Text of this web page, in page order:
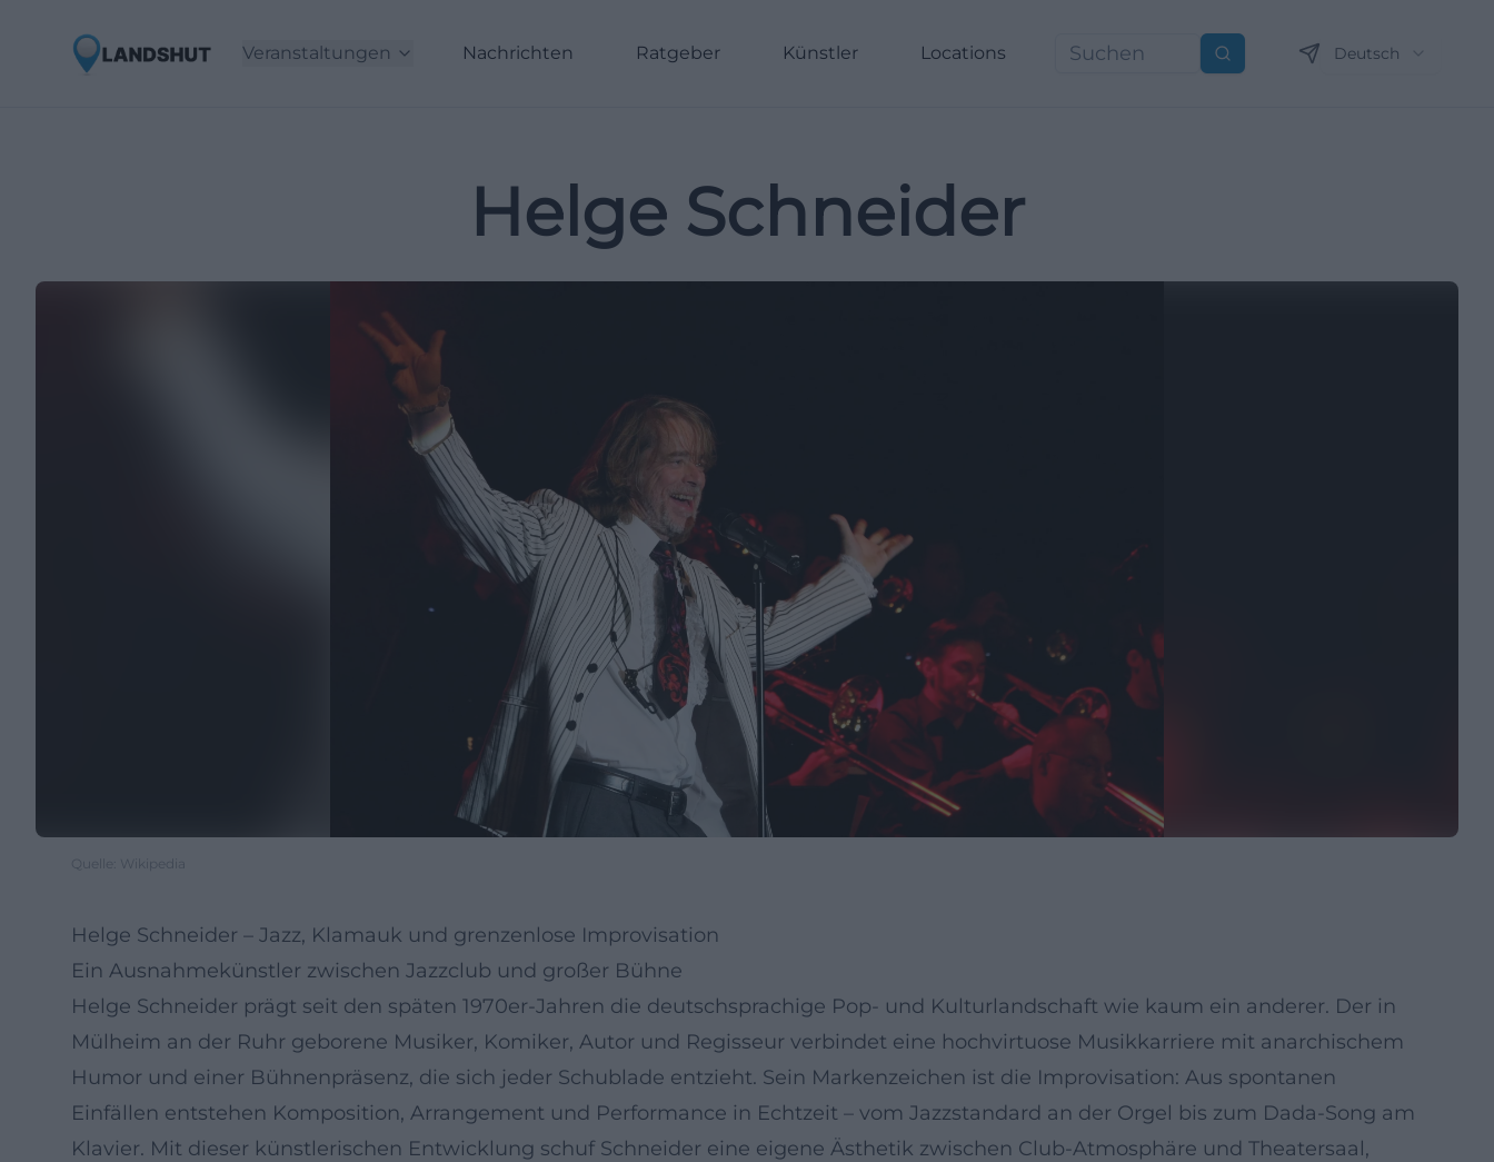
Veranstaltungen Nachrichten Ratgeber Künstler Locations Suchen Deutsch
Helge Schneider
Quelle: Wikipedia
Helge Schneider – Jazz, Klamauk und grenzenlose Improvisation
Ein Ausnahmekünstler zwischen Jazzclub und großer Bühne
Helge Schneider prägt seit den späten 1970er-Jahren die deutschsprachige Pop- und Kulturlandschaft wie kaum ein anderer. Der in
Mülheim an der Ruhr geborene Musiker, Komiker, Autor und Regisseur verbindet eine hochvirtuose Musikkarriere mit anarchischem
Humor und einer Bühnenpräsenz, die sich jeder Schublade entzieht. Sein Markenzeichen ist die Improvisation: Aus spontanen
Einfällen entstehen Komposition, Arrangement und Performance in Echtzeit – vom Jazzstandard an der Orgel bis zum Dada-Song am
Klavier. Mit dieser künstlerischen Entwicklung schuf Schneider eine eigene Ästhetik zwischen Club-Atmosphäre und Theatersaal,